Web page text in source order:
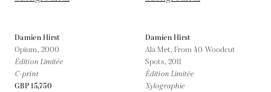
Damien Hirst
Opium, 2000
Édition Limitée
C-print
GBP 15,750
Damien Hirst
Ala Met, From 40 Woodcut
Spots, 2011
Édition Limitée
Xylographie